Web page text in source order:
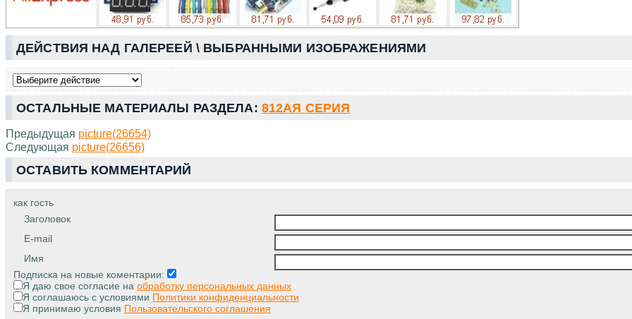
ДЕЙСТВИЯ НАД ГАЛЕРЕЕЙ \ ВЫБРАННЫМИ ИЗОБРАЖЕНИЯМИ
ОСТАЛЬНЫЕ МАТЕРИАЛЫ РАЗДЕЛА: 812АЯ СЕРИЯ
Предыдущая picture(26654)
Следующая picture(26656)
ОСТАВИТЬ КОММЕНТАРИЙ
как гость
Заголовок
E-mail
Имя
Подписка на новые коментарии:
Я даю свое согласие на обработку персональных данных
Я соглашаюсь с условиями Политики конфиденциальности
Я принимаю условия Пользовательского соглашения